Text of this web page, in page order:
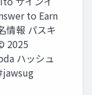
to Earn
情報 パスキ
2025
ハッシュ